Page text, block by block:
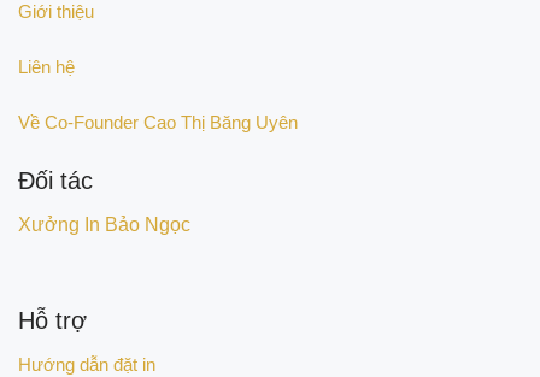
Giới thiệu
Liên hệ
Về Co-Founder Cao Thị Băng Uyên
Đối tác
Xưởng In Bảo Ngọc
Hỗ trợ
Hướng dẫn đặt in